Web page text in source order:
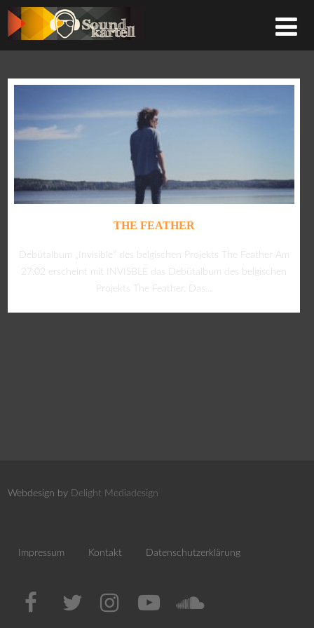
THE FEATHER
Debütalbum „Invisible“ des belgischen Projekts The Feather Am
27.02 erscheint mit INVISBLE das Debütalbum des belgischen
Projekts The Feather. Das...
Webdesign by Delight Mediadesign
Impressum Kontakt Datenschutzerklärung